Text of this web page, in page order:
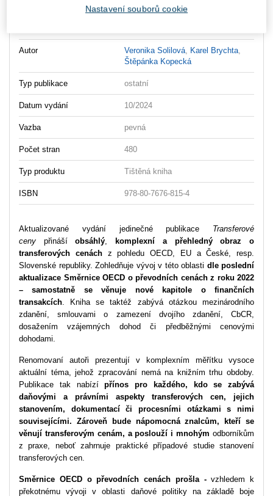
Autor Veronika Solilová Karel Brychta
Štěpánka Kopecká
Typ publikace ostatní
Datum vydání 10/2024
Vazba pevná
Počet stran 480
Typ produktu Tištěná kniha
ISBN 978-80-7676-815-4
Aktualizované vydání jedinečné publikace Transferové
ceny přinášíobsáhlý ,komplexní a přehledný obraz o
transferových cenáchz pohledu OECD, EU a České, resp.
Slovenské republiky. Zohledňuje vývoj v této oblasti dle poslední
aktualizace Směrnice OECD o převodních cenách z roku 2022
– samostatně se věnuje nové kapitole o finančních
transakcích . Kniha se taktéž zabývá otázkou mezinárodního
zdanění, smlouvami o zamezení dvojího zdanění, CbCR,
dosažením vzájemných dohod či předběžnými cenovými
dohodami.
Renomovaní autoři prezentují v komplexním měřítku vysoce
aktuální téma, jehož zpracování nemá na knižním trhu obdoby.
Publikace tak nabízípřínos pro každého, kdo se zabývá
daňovými a právními aspekty transferových cen, jejich
stanovením, dokumentací či procesními otázkami s nimi
souvisejícími. Zároveň bude nápomocná znalcům, kteří se
věnují transferovým cenám, a poslouží i mnohým odborníkům
z praxe, neboť zahrnuje praktické případové studie stanovení
transferových cen.
Směrnice OECD o převodních cenách prošla -vzhledem k
překotnému vývoji v oblasti daňové politiky na základě boje
Nastavení souborů cookie